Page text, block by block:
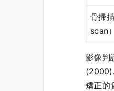
骨掃
scan）
影像判
矯正的